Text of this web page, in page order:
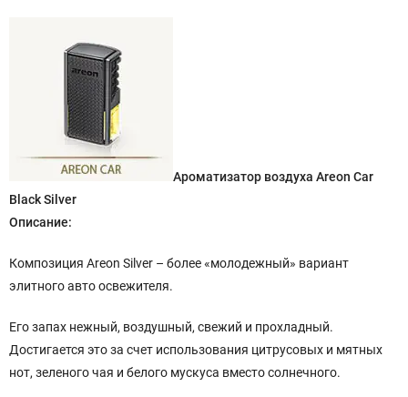
Ароматизатор воздуха Areon Car
Black Silver
Описание:
Композиция Areon Silver – более «молодежный» вариант
элитного авто освежителя.
Его запах нежный, воздушный, свежий и прохладный.
Достигается это за счет использования цитрусовых и мятных
нот, зеленого чая и белого мускуса вместо солнечного.